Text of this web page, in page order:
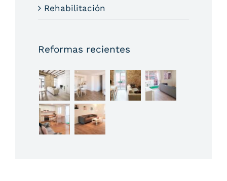
Rehabilitación
Reformas recientes